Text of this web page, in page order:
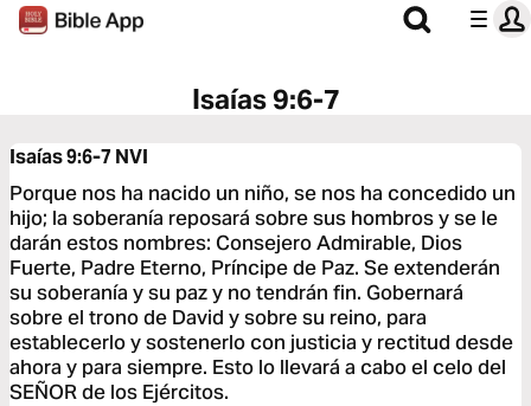
Isaías 9:6-7
Isaías 9:6-7 NVI
Porque nos ha nacido un niño, se nos ha concedido un
hijo; la soberanía reposará sobre sus hombros y se le
darán estos nombres: Consejero Admirable, Dios
Fuerte, Padre Eterno, Príncipe de Paz. Se extenderán
su soberanía y su paz y no tendrán fin. Gobernará
sobre el trono de David y sobre su reino, para
establecerlo y sostenerlo con justicia y rectitud desde
ahora y para siempre. Esto lo llevará a cabo el celo del
SEÑOR de los Ejércitos.